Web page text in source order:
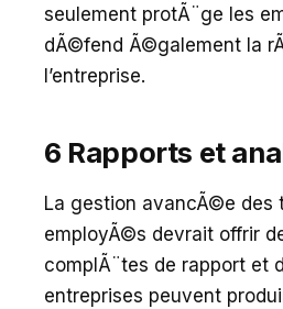
seulement protÃ¨ge les
dÃ©fend Ã©galement la
l’entreprise.
6 Rapports et
La gestion avancÃ©e des
employÃ©s devrait offrir
complÃ¨tes de rapport et
entreprises peuvent